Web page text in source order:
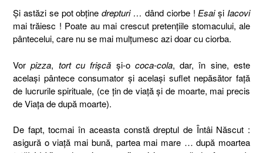
Şi astăzi se pot obţinedrepturi … dând ciorbe ! Esaişi Iacovi
mai trăiesc ! Poate au mai crescut pretenţiile stomacului, ale
pântecelui, care nu se mai mulţumesc azi doar cu ciorba.
Vorpizza, tort cu frişcă şi-o coca-cola, dar, în sine, este
acelaşi pântece consumator şi acelaşi suflet nepăsător faţă
de lucrurile spirituale, (ce ţin de viaţă şi de moarte, mai precis
de Viaţa de după moarte).
De fapt, tocmai în aceasta constă dreptul de Întâi Născut :
asigură o viaţă mai bună, partea mai mare … după moartea